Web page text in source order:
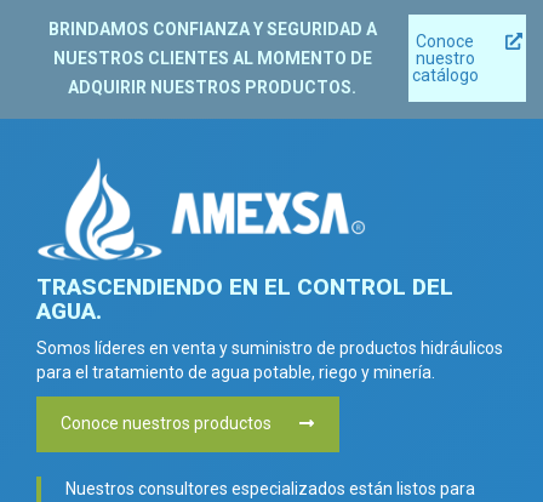
BRINDAMOS CONFIANZA Y SEGURIDAD A
NUESTROS CLIENTES AL MOMENTO DE
ADQUIRIR NUESTROS PRODUCTOS.
Conoce
nuestro
catálogo
TRASCENDIENDO EN EL CONTROL DEL
AGUA.
Somos líderes en venta y suministro de productos hidráulicos
para el tratamiento de agua potable, riego y minería.
Conoce nuestros productos
Nuestros consultores especializados están listos para